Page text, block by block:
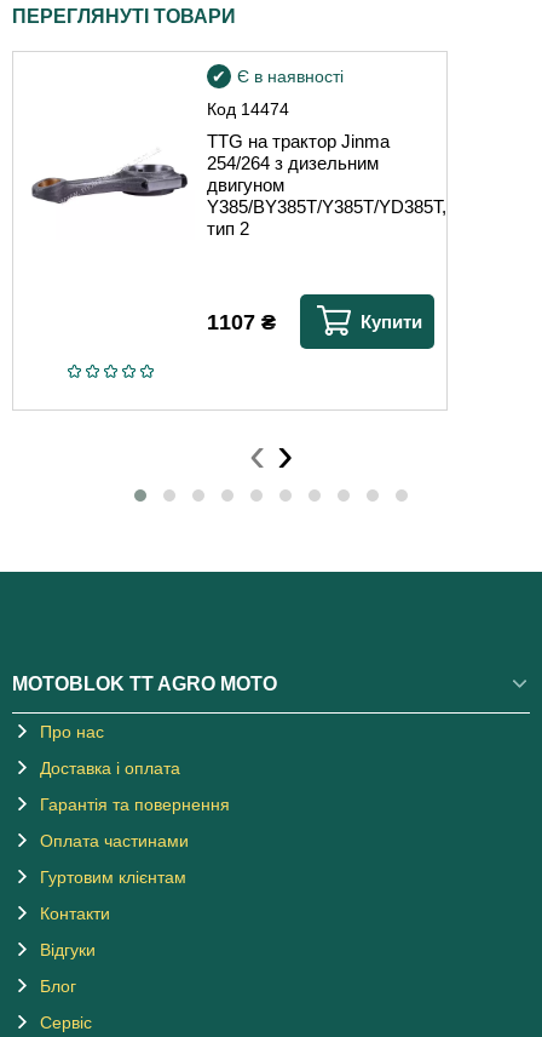
ПЕРЕГЛЯНУТІ ТОВАРИ
Код 14474
Є в наявності
TTG на трактор Jinma
254/264 з дизельним
двигуном
Y385/BY385T/Y385T/YD385T,
тип 2
1107 ₴ Купити
‹ ›
MOTOBLOK TT AGRO MOTO
Про нас
Доставка і оплата
Гарантія та повернення
Оплата частинами
Гуртовим клієнтам
Контакти
Відгуки
Блог
Сервіс